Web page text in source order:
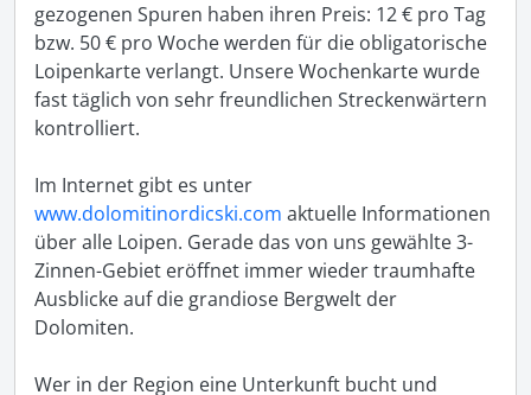
gezogenen Spuren haben ihren Preis: 12 € pro Tag
bzw. 50 € pro Woche werden für die obligatorische
Loipenkarte verlangt. Unsere Wochenkarte wurde
fast täglich von sehr freundlichen Streckenwärtern
kontrolliert.
www.dolomitinordicski.com aktuelle Informationen
über alle Loipen. Gerade das von uns gewählte 3-
Zinnen-Gebiet eröffnet immer wieder traumhafte
Ausblicke auf die grandiose Bergwelt der
Dolomiten.
Wer in der Region eine Unterkunft bucht und